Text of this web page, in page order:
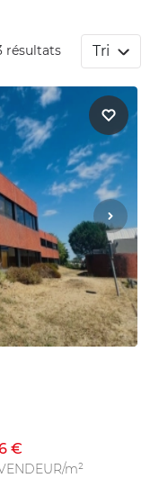
résultats Tri
€
m²